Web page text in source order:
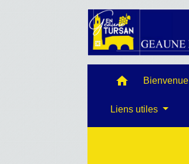
home Bienvenue
Liens utiles